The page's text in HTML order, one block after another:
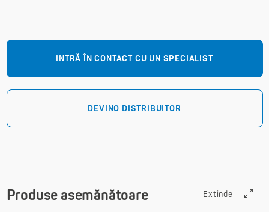
INTRĂ ÎN CONTACT CU UN SPECIALIST
DEVINO DISTRIBUITOR
Produse asemănătoare Extinde